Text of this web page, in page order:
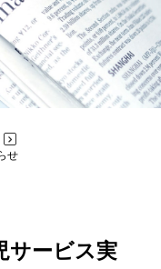
せ
サービス実